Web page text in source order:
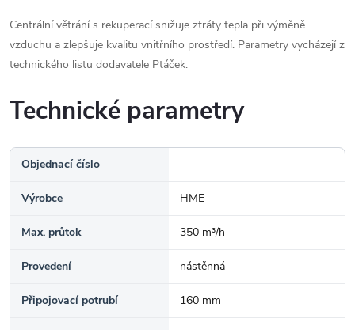
Centrální větrání s rekuperací snižuje ztráty tepla při výměně
vzduchu a zlepšuje kvalitu vnitřního prostředí. Parametry vycházejí z
technického listu dodavatele Ptáček.
Technické parametry
Objednací číslo -
Výrobce HME
Max. průtok 350 m³/h
Provedení nástěnná
Připojovací potrubí 160 mm